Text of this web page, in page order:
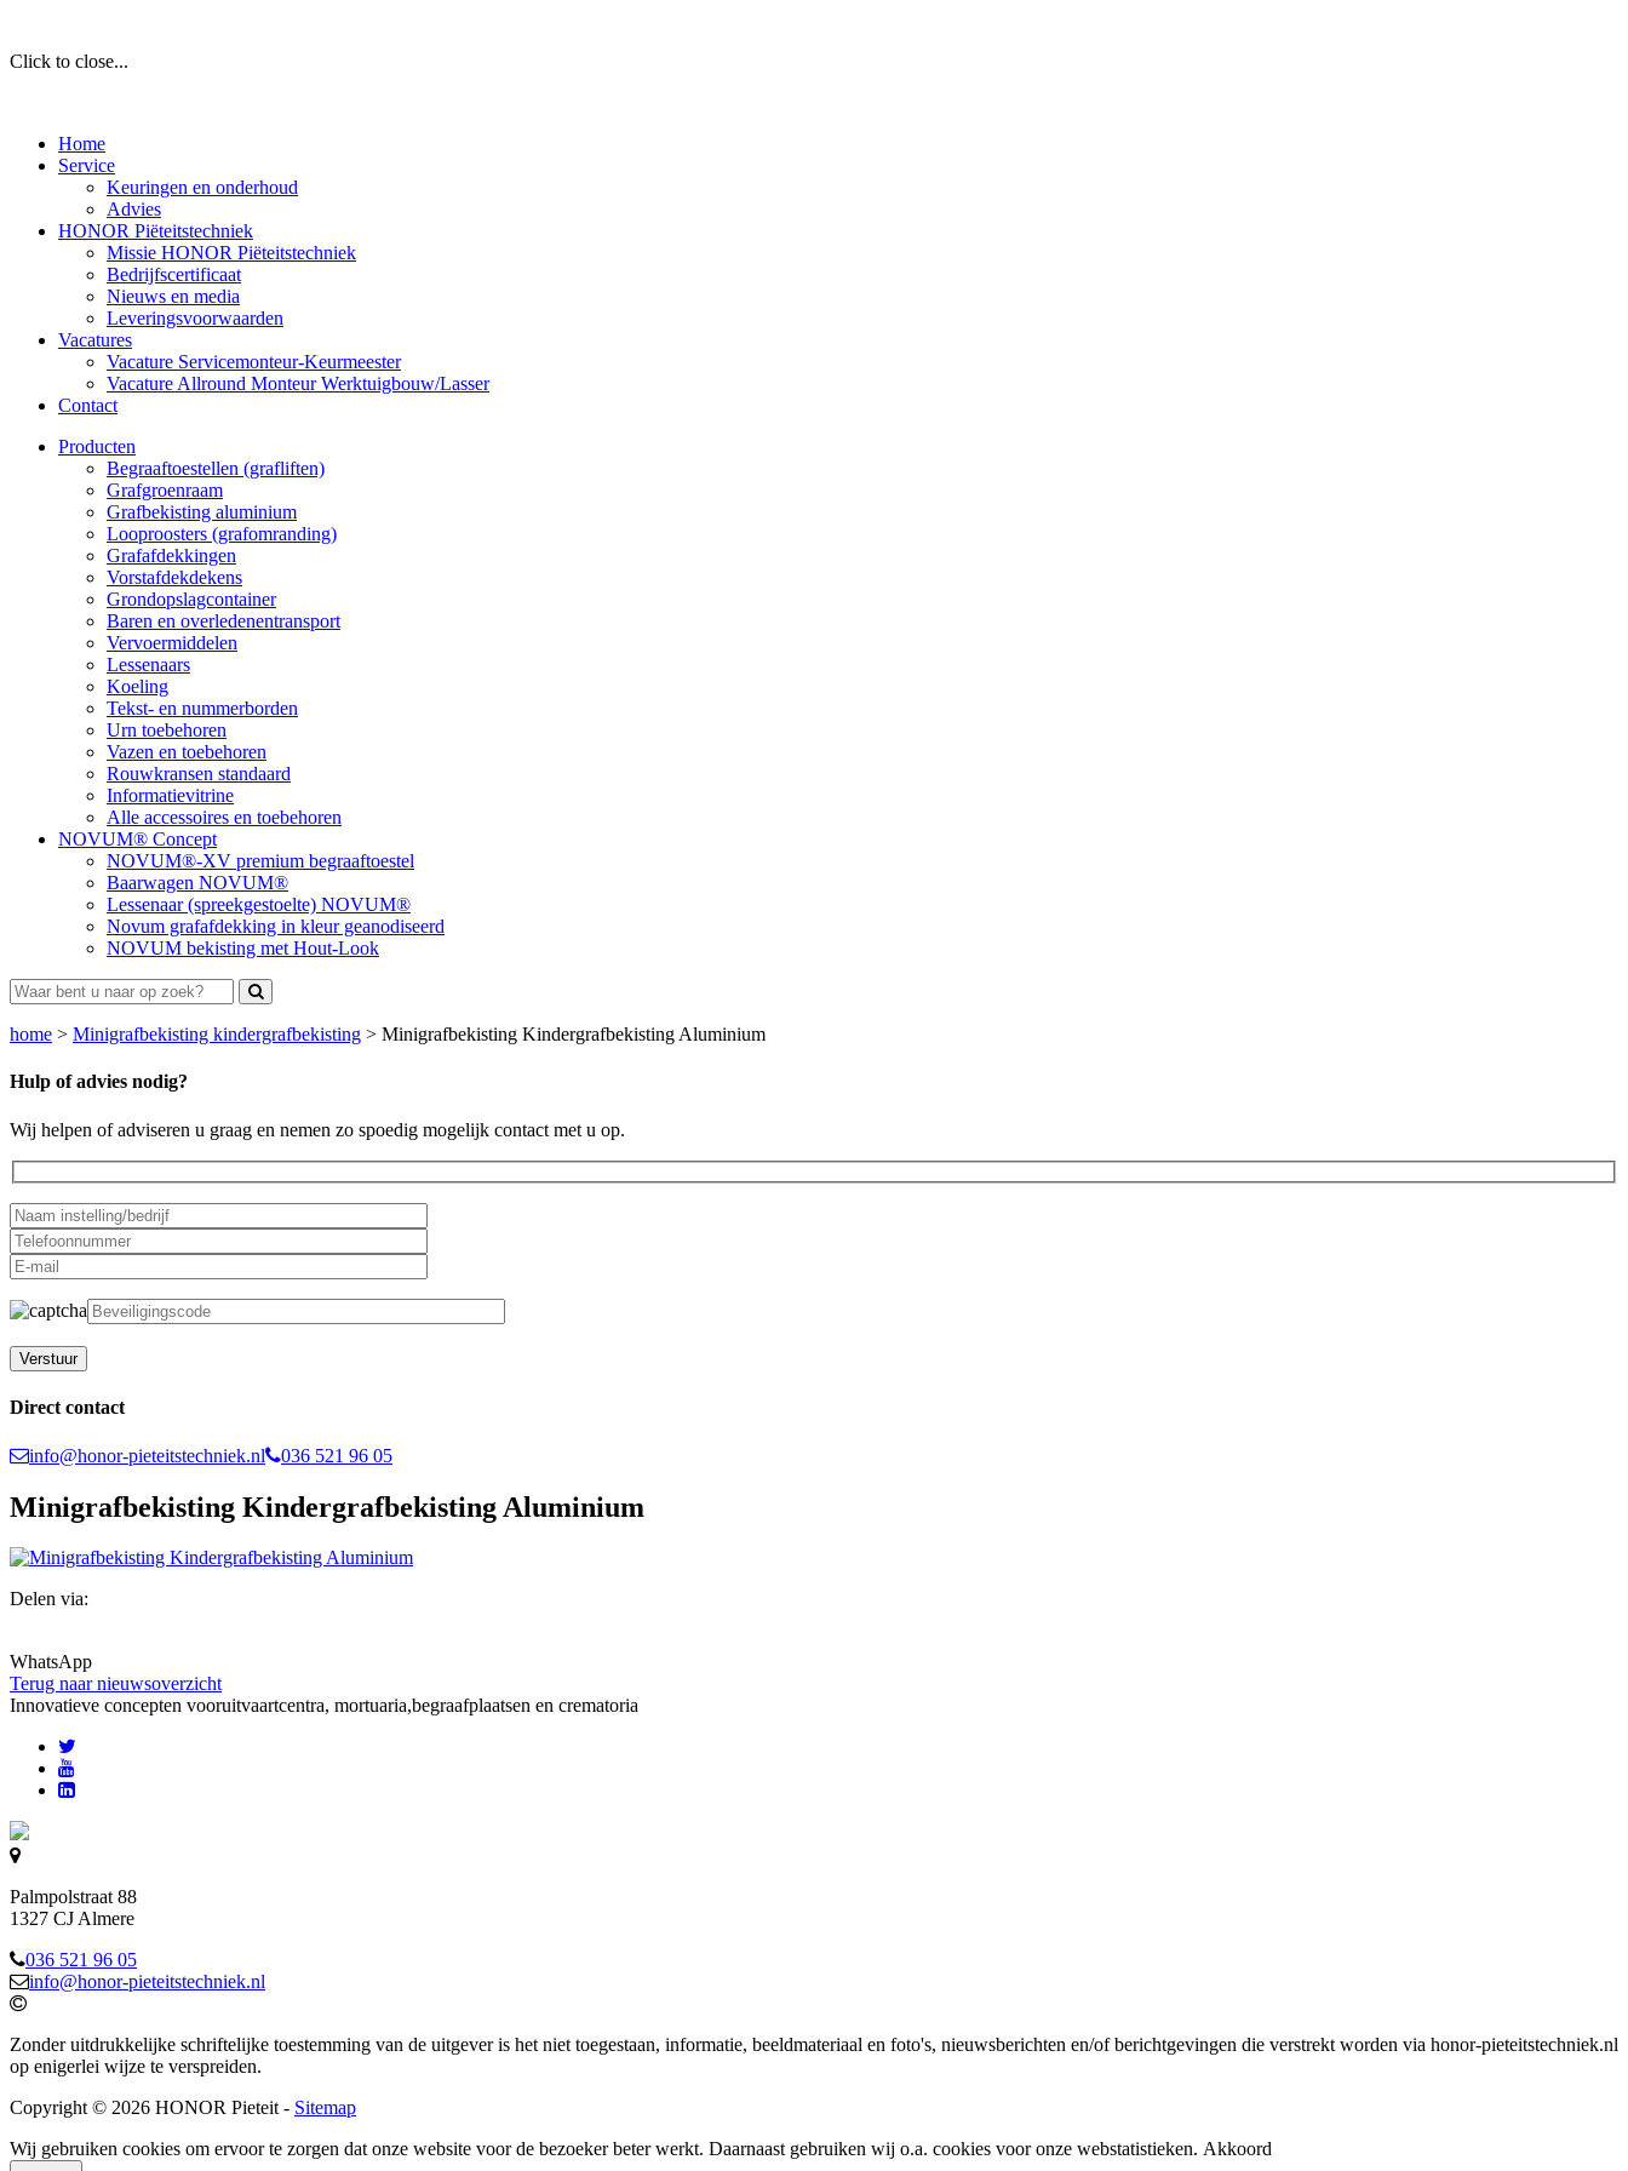
Click to close...
Home
Service
Keuringen en onderhoud
Advies
HONOR Piëteitstechniek
Missie HONOR Piëteitstechniek
Bedrijfscertificaat
Nieuws en media
Leveringsvoorwaarden
Vacatures
Vacature Servicemonteur-Keurmeester
Vacature Allround Monteur Werktuigbouw/Lasser
Contact
Producten
Begraaftoestellen (grafliften)
Grafgroenraam
Grafbekisting aluminium
Looproosters (grafomranding)
Grafafdekkingen
Vorstafdekdekens
Grondopslagcontainer
Baren en overledenentransport
Vervoermiddelen
Lessenaars
Koeling
Tekst- en nummerborden
Urn toebehoren
Vazen en toebehoren
Rouwkransen standaard
Informatievitrine
Alle accessoires en toebehoren
NOVUM® Concept
NOVUM®-XV premium begraaftoestel
Baarwagen NOVUM®
Lessenaar (spreekgestoelte) NOVUM®
Novum grafafdekking in kleur geanodiseerd
NOVUM bekisting met Hout-Look
home > Minigrafbekisting kindergrafbekisting > Minigrafbekisting Kindergrafbekisting Aluminium
Hulp of advies nodig?
Wij helpen of adviseren u graag en nemen zo spoedig mogelijk contact met u op.
Direct contact
info@honor-pieteitstechniek.nl 036 521 96 05
Minigrafbekisting Kindergrafbekisting Aluminium
Delen via:
WhatsApp
Terug naar nieuwsoverzicht
Innovatieve concepten vooruitvaartcentra, mortuaria,begraafplaatsen en crematoria
Palmpolstraat 88
1327 CJ Almere
036 521 96 05
info@honor-pieteitstechniek.nl
Zonder uitdrukkelijke schriftelijke toestemming van de uitgever is het niet toegestaan, informatie, beeldmateriaal en foto's, nieuwsberichten en/of berichtgevingen die verstrekt worden via honor-pieteitstechniek.nl
op enigerlei wijze te verspreiden.
Copyright © 2026 HONOR Pieteit - Sitemap
Wij gebruiken cookies om ervoor te zorgen dat onze website voor de bezoeker beter werkt. Daarnaast gebruiken wij o.a. cookies voor onze webstatistieken. Akkoord